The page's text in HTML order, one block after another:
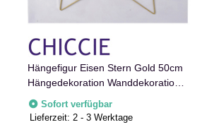
Hängefigur Eisen Stern Gold 50cm
Hängedekoration Wanddekoration
Deko
Sofort verfügbar
Lieferzeit: 2 - 3 Werktage